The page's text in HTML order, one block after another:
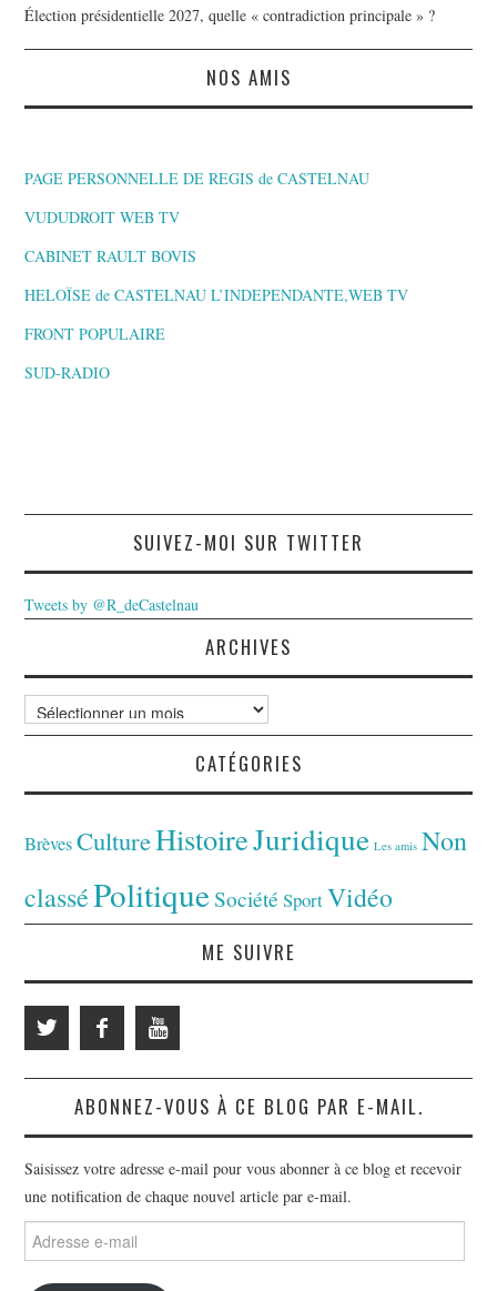
Élection présidentielle 2027, quelle « contradiction principale » ?
NOS AMIS
PAGE PERSONNELLE DE REGIS de CASTELNAU
VUDUDROIT WEB TV
CABINET RAULT BOVIS
HELOÏSE de CASTELNAU L’INDEPENDANTE,WEB TV
FRONT POPULAIRE
SUD-RADIO
SUIVEZ-MOI SUR TWITTER
Tweets by @R_deCastelnau
ARCHIVES
Archives
CATÉGORIES
Brèves CultureHistoireJuridique Les amis Non
classéPolitiqueSociété SportVidéo
ME SUIVRE
ABONNEZ-VOUS À CE BLOG PAR E-MAIL.
Saisissez votre adresse e-mail pour vous abonner à ce blog et recevoir
une notification de chaque nouvel article par e-mail.
Adresse
e-